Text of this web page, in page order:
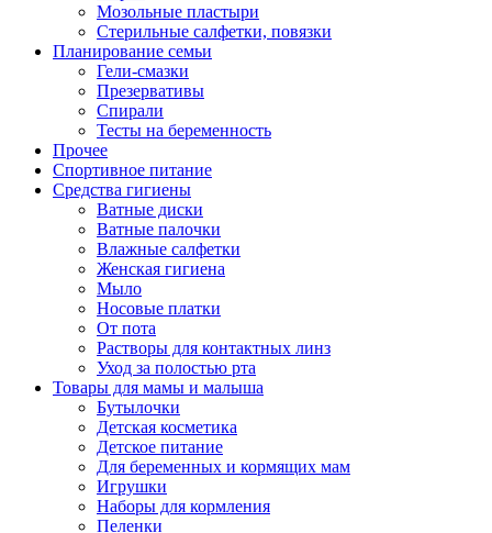
Мозольные пластыри
Стерильные салфетки, повязки
Планирование семьи
Гели-смазки
Презервативы
Спирали
Тесты на беременность
Прочее
Спортивное питание
Средства гигиены
Ватные диски
Ватные палочки
Влажные салфетки
Женская гигиена
Мыло
Носовые платки
От пота
Растворы для контактных линз
Уход за полостью рта
Товары для мамы и малыша
Бутылочки
Детская косметика
Детское питание
Для беременных и кормящих мам
Игрушки
Наборы для кормления
Пеленки